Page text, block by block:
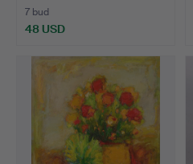
7 bud
48 USD